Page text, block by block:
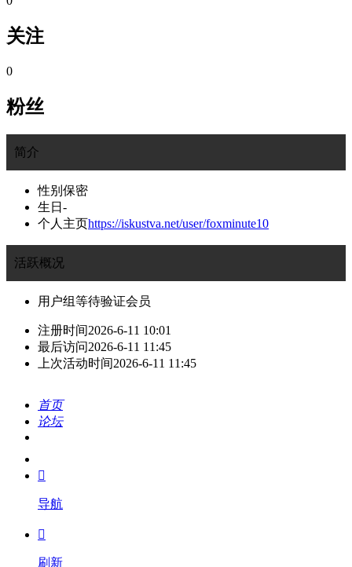
关注
0
粉丝
简介
性别 保密
生日 -
个人主页https://iskustva.net/user/foxminute10
活跃概况
用户组等待验证会员
注册时间2026-6-11 10:01
最后访问2026-6-11 11:45
上次活动时间2026-6-11 11:45
首页
论坛
我的

导航

刷新